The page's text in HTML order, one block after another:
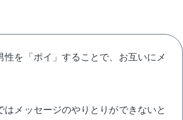
を「ポイ」することで、お互いにメ
メッセージのやりとりができないと